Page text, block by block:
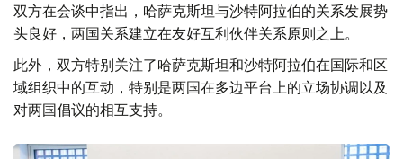
双方在会谈中指出，哈萨克斯坦与沙特阿拉伯的关系发展势
头良好，两国关系建立在友好互利伙伴关系原则之上。
此外，双方特别关注了哈萨克斯坦和沙特阿拉伯在国际和区
域组织中的互动，特别是两国在多边平台上的立场协调以及
对两国倡议的相互支持。